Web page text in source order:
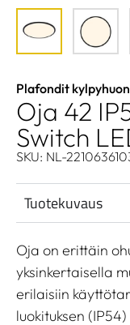
Plafondit
Oja 42
Switch
SKU: NL-
Tuotekuvaus
Oja on erittäin
yksinkertaisella
erilaisiin
luokituksen